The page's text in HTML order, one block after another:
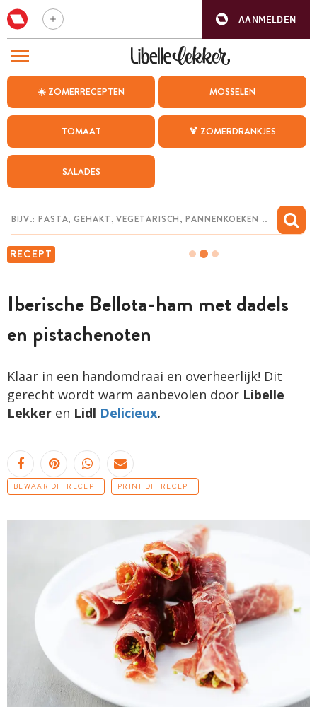
AANMELDEN
☀️ ZOMERRECEPTEN MOSSELEN
TOMAAT 🍹 ZOMERDRANKJES
SALADES
RECEPT
Iberische Bellota-ham met dadels
en pistachenoten
Klaar in een handomdraai en overheerlijk! Dit
gerecht wordt warm aanbevolen door Libelle
Lekker en Lidl Delicieux.
BEWAAR DIT RECEPT PRINT DIT RECEPT
BEZOEK ONZE ANDERE WEBSITES
WEEKMENU
CHAT MET MAIA
MIJN BEWAARDE RECEPTEN